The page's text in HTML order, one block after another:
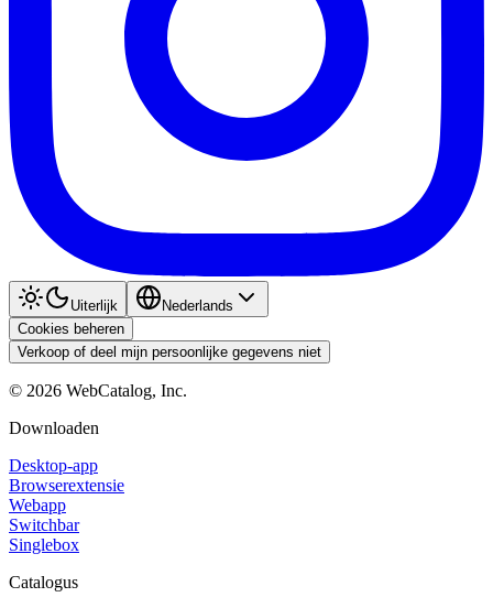
Uiterlijk
Nederlands
Cookies beheren
Verkoop of deel mijn persoonlijke gegevens niet
© 2026 WebCatalog, Inc.
Downloaden
Desktop-app
Browserextensie
Webapp
Switchbar
Singlebox
Catalogus